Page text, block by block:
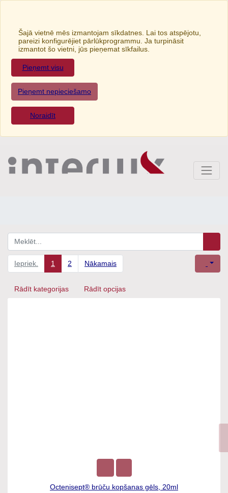
Šajā vietnē mēs izmantojam sīkdatnes. Lai tos atspējotu,
pareizi konfigurējiet pārlūkprogrammu. Ja turpināsit
izmantot šo vietni, jūs pieņemat sīkfailus.
Pieņemt visu
Pieņemt nepieciešamo
Noraidīt
Iepriek. 1 2 Nākamais
Rādīt kategorijas Rādīt opcijas
Octenisept® brūču kopšanas gēls, 20ml